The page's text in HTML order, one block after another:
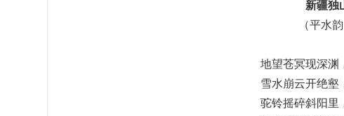
新疆独
（平水
地望苍冥现深渊
雪水崩云开绝壑
驼铃摇碎斜阳里